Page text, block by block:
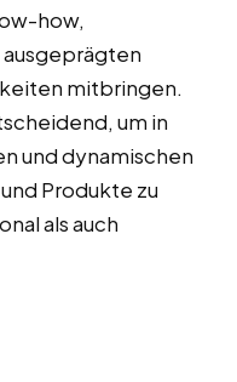
how,
mitbringen.
um in
und dynamischen
Produkte zu
als auch